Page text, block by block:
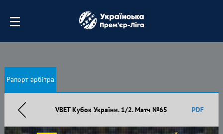
Рапорт арбітра
VBET Кубок України. 1/2. Матч №65 PDF